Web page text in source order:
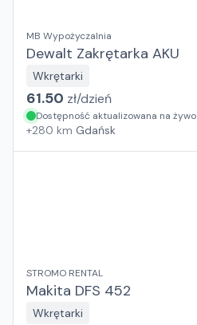
MB Wypożyczalnia
Dewalt Zakrętarka AKU
Wkrętarki
61.50 zł/dzień
Dostępność aktualizowana na żywo
+280 km Gdańsk
STROMO RENTAL
Makita DFS 452
Wkrętarki